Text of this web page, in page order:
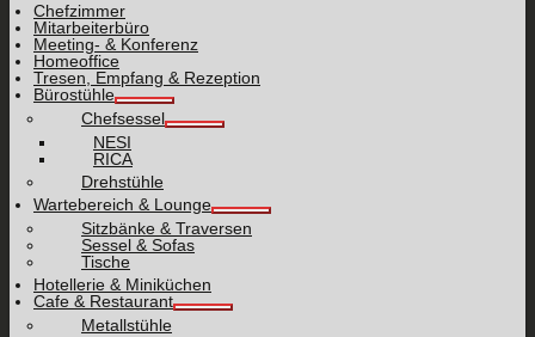
Chefzimmer
Mitarbeiterbüro
Meeting- & Konferenz
Homeoffice
Tresen, Empfang & Rezeption
Bürostühle
Chefsessel
NESI
RICA
Drehstühle
Wartebereich & Lounge
Sitzbänke & Traversen
Sessel & Sofas
Tische
Hotellerie & Miniküchen
Cafe & Restaurant
Metallstühle